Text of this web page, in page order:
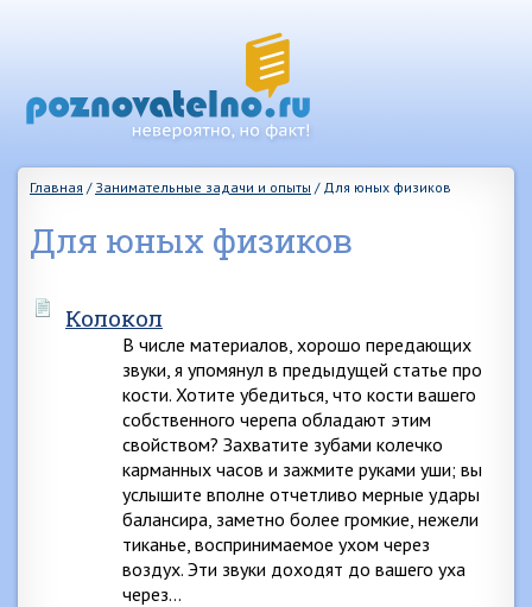
Главная / Занимательные задачи и опыты / Для юных физиков
Для юных физиков
Колокол
В числе материалов, хорошо передающих
звуки, я упомянул в предыдущей статье про
кости. Хотите убедиться, что кости вашего
собственного черепа обладают этим
свойством? Захватите зубами колечко
карманных часов и зажмите руками уши; вы
услышите вполне отчетливо мерные удары
балансира, заметно более громкие, нежели
тиканье, воспринимаемое ухом через
воздух. Эти звуки доходят до вашего уха
через…